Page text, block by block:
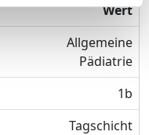
Wert
Allgemeine
Pädiatrie
1b
Tagschicht